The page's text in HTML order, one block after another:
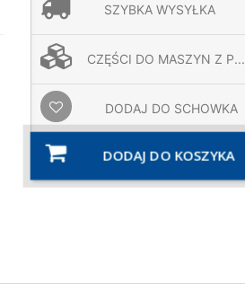
SZYBKA WYSYŁKA
CZĘŚCI DO MASZYN Z P...
DODAJ DO SCHOWKA
DODAJ DO KOSZYKA